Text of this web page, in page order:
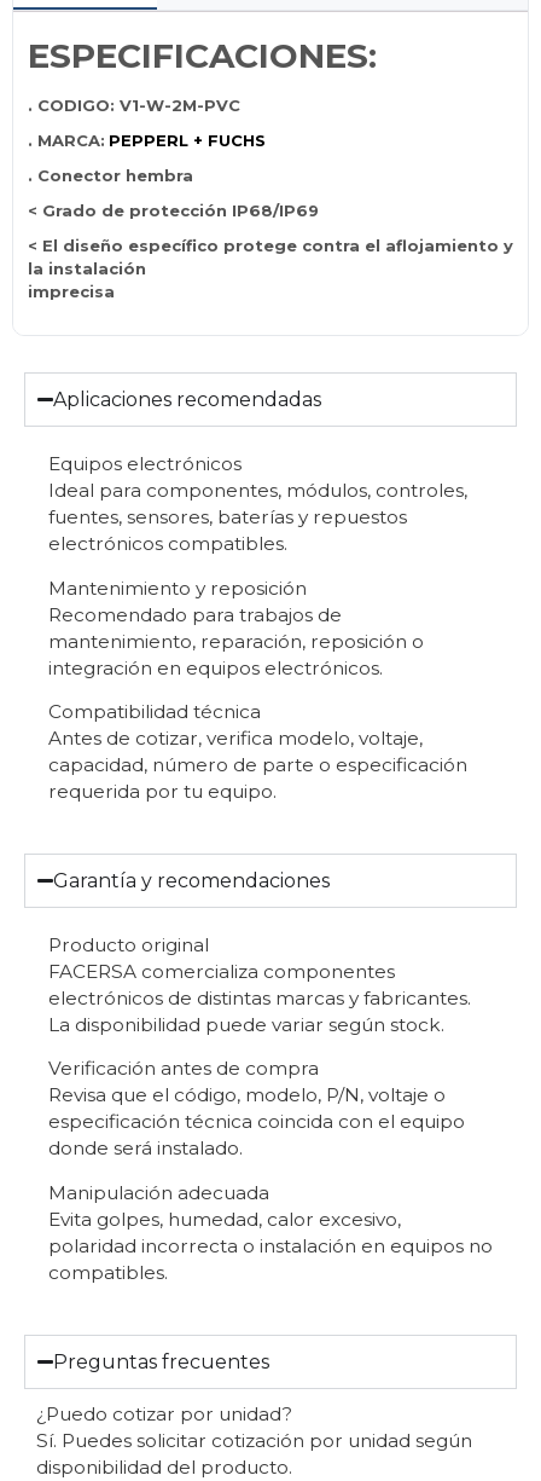
ESPECIFICACIONES:
. CODIGO: V1-W-2M-PVC
. MARCA: PEPPERL + FUCHS
. Conector hembra
< Grado de protección IP68/IP69
< El diseño específico protege contra el aflojamiento y
la instalación
imprecisa
Aplicaciones recomendadas
Equipos electrónicos
Ideal para componentes, módulos, controles,
fuentes, sensores, baterías y repuestos
electrónicos compatibles.
Mantenimiento y reposición
Recomendado para trabajos de
mantenimiento, reparación, reposición o
integración en equipos electrónicos.
Compatibilidad técnica
Antes de cotizar, verifica modelo, voltaje,
capacidad, número de parte o especificación
requerida por tu equipo.
Garantía y recomendaciones
Producto original
FACERSA comercializa componentes
electrónicos de distintas marcas y fabricantes.
La disponibilidad puede variar según stock.
Verificación antes de compra
Revisa que el código, modelo, P/N, voltaje o
especificación técnica coincida con el equipo
donde será instalado.
Manipulación adecuada
Evita golpes, humedad, calor excesivo,
polaridad incorrecta o instalación en equipos no
compatibles.
Preguntas frecuentes
¿Puedo cotizar por unidad?
Sí. Puedes solicitar cotización por unidad según
disponibilidad del producto.